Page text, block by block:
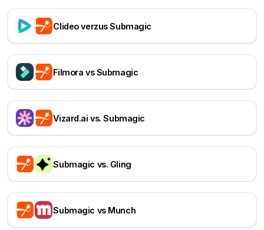
Clideo verzus Submagic
Filmora vs Submagic
Vizard.ai vs. Submagic
Submagic vs. Gling
Submagic vs Munch